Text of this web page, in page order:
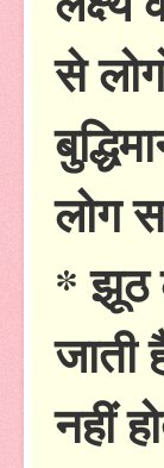
से
लोग
* झूठ
जाती
नहीं